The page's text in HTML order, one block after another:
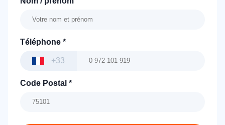
Téléphone *
+33
Code Postal *